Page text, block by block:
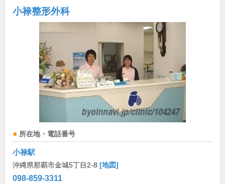
小禄整形外科
所在地・電話番号
小禄駅
沖縄県那覇市金城5丁目2-8 [地図]
098-859-3311